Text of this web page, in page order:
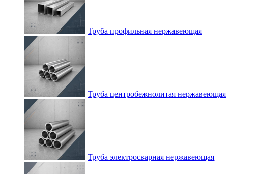
Труба профильная нержавеющая
Труба центробежнолитая нержавеющая
Труба электросварная нержавеющая